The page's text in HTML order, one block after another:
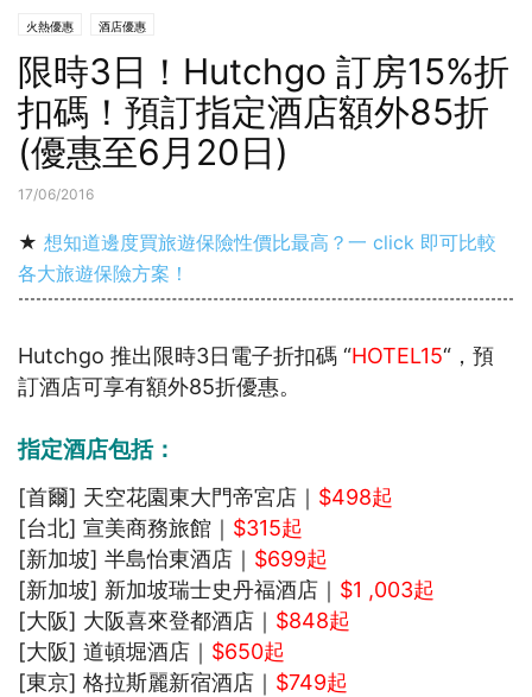
火熱優惠 酒店優惠
限時3日！Hutchgo 訂房15%折
扣碼！預訂指定酒店額外85折
(優惠至6月20日)
17/06/2016
★ 想知道邊度買旅遊保險性價比最高？一 click 即可比較
各大旅遊保險方案！
Hutchgo 推出限時3日電子折扣碼 “HOTEL15“，預
訂酒店可享有額外85折優惠。
指定酒店包括：
[首爾] 天空花園東大門帝宮店｜ $498起
[台北] 宣美商務旅館｜ $315起
[新加坡] 半島怡東酒店｜ $699起
[新加坡] 新加坡瑞士史丹福酒店｜ $1 ,003起
[大阪] 大阪喜來登都酒店｜ $848起
[大阪] 道頓堀酒店｜ $650起
[東京] 格拉斯麗新宿酒店｜ $749起